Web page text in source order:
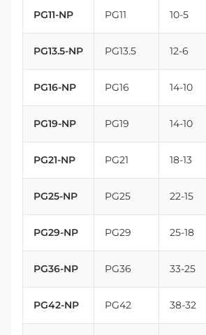
PG11-NP PG11 10-5
PG13.5-NP PG13.5 12-6
PG16-NP PG16 14-10
PG19-NP PG19 14-10
PG21-NP PG21 18-13
PG25-NP PG25 22-15
PG29-NP PG29 25-18
PG36-NP PG36 33-25
PG42-NP PG42 38-32